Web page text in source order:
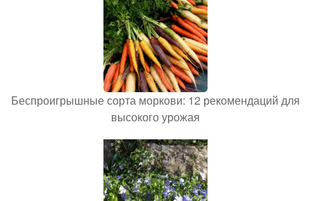
Беспроигрышные сорта моркови: 12 рекомендаций для
высокого урожая